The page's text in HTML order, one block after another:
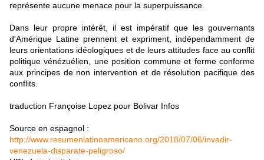
représente aucune menace pour la superpuissance.
Dans leur propre intérêt, il est impératif que les gouvernants
d'Amérique Latine prennent et expriment, indépendamment de
leurs orientations idéologiques et de leurs attitudes face au conflit
politique vénézuélien, une position commune et ferme conforme
aux principes de non intervention et de résolution pacifique des
conflits.
traduction Françoise Lopez pour Bolivar Infos
Source en espagnol :
http://www.resumenlatinoamericano.org/2018/07/06/invadir-
venezuela-disparate-peligroso/